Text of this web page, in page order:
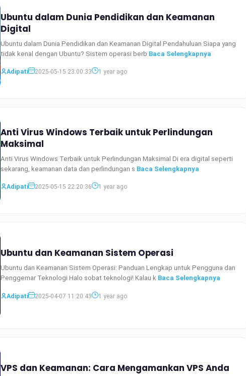
Ubuntu dalam Dunia Pendidikan dan Keamanan
Digital
Ubuntu dalam Dunia Pendidikan dan Keamanan Digital Pendahuluan Siapa yang
tidak kenal dengan Ubuntu? Sistem operasi berb Baca Selengkapnya
Adipati 2025-05-15 23:00:33 1 year ago
Anti Virus Windows Terbaik untuk Perlindungan
Maksimal
Anti Virus Windows Terbaik untuk Perlindungan Maksimal Di era digital seperti
sekarang, keamanan data dan perlindungan s Baca Selengkapnya
Adipati 2025-05-15 22:20:36 1 year ago
Ubuntu dan Keamanan Sistem Operasi
Ubuntu dan Keamanan Sistem Operasi: Panduan Lengkap untuk Pengguna dan
Penggemar Teknologi Halo sobat teknologi! Kalau k Baca Selengkapnya
Adipati 2025-04-07 11:20:43 1 year ago
VPS dan Keamanan: Cara Mengamankan VPS Anda